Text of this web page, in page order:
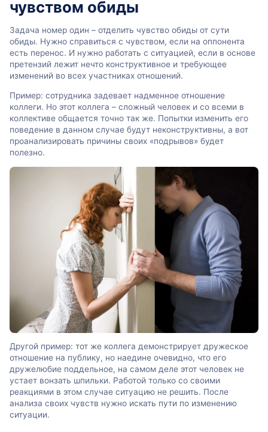
чувством обиды
Задача номер один – отделить чувство обиды от сути
обиды. Нужно справиться с чувством, если на оппонента
есть перенос. И нужно работать с ситуацией, если в основе
претензий лежит нечто конструктивное и требующее
изменений во всех участниках отношений.
Пример: сотрудника задевает надменное отношение
коллеги. Но этот коллега – сложный человек и со всеми в
коллективе общается точно так же. Попытки изменить его
поведение в данном случае будут неконструктивны, а вот
проанализировать причины своих «подрывов» будет
полезно.
Другой пример: тот же коллега демонстрирует дружеское
отношение на публику, но наедине очевидно, что его
дружелюбие поддельное, на самом деле этот человек не
устает вонзать шпильки. Работой только со своими
реакциями в этом случае ситуацию не решить. После
анализа своих чувств нужно искать пути по изменению
ситуации.